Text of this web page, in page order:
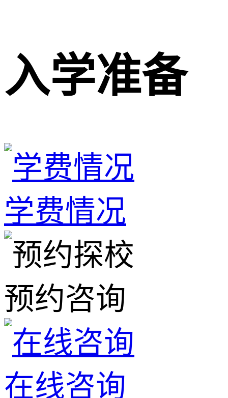
入学准备
学费情况
预约咨询
在线咨询